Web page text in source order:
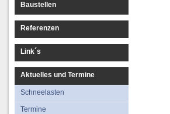
Baustellen
Referenzen
Link´s
Aktuelles und Termine
Schneelasten
Termine